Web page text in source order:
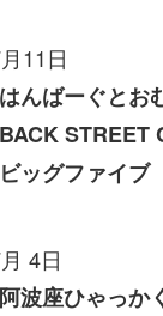
11日
BACK STREET
ビッグファイブ
4日
阿波座ひゃっか